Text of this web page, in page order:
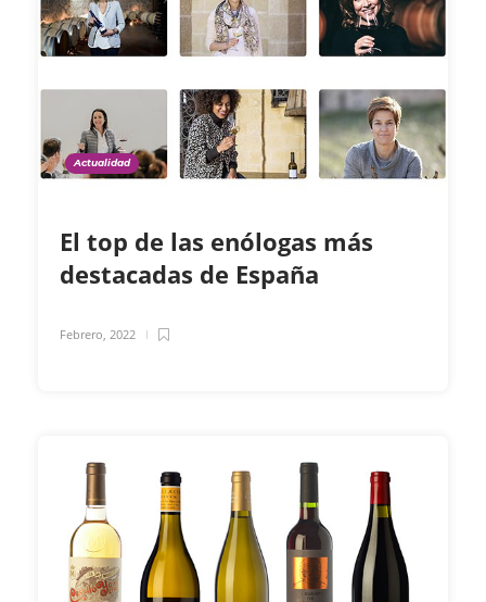
Actualidad
El top de las enólogas más
destacadas de España
Febrero, 2022